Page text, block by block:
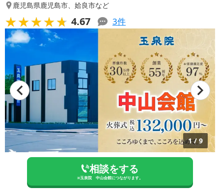
鹿児島県鹿児島市、 姶良市など
★★★★★
★★★★★ 4.67 3件
1/9
相談をする
※玉泉院 中山会館につながります。